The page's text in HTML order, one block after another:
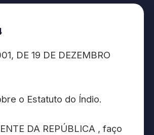
DE 19 DE DEZEMBRO
o Estatuto do Índio.
DA REPÚBLICA , faço